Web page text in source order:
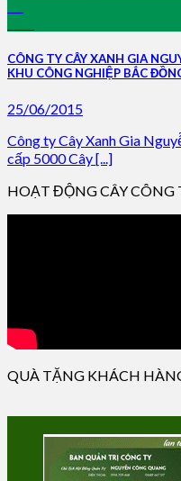
CÔNG TY CÂY XANH GIA
KHU CÔNG NGHIỆP BẮC
25/06/2015
Công ty Cây Xanh Gia
cấp 5000 Cây [...]
HOẠT ĐỘNG CÂY CÔNG
QUÀ TẶNG KHÁCH